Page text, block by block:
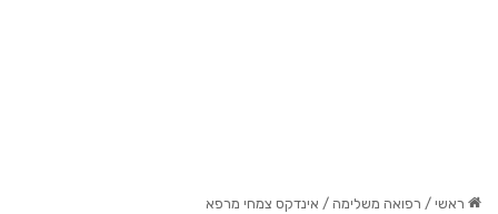
ראשי / רפואה משלימה / אינדקס צמחי מרפא